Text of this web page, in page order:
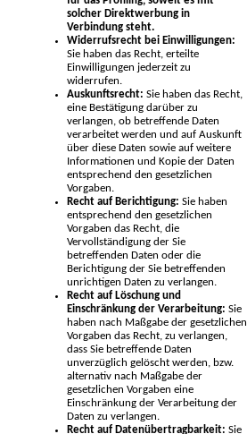
solcher Direktwerbung in
Verbindung steht.
Widerrufsrecht bei Einwilligungen:
Sie haben das Recht, erteilte
Einwilligungen jederzeit zu
widerrufen.
Auskunftsrecht: Sie haben das Recht,
eine Bestätigung darüber zu
verlangen, ob betreffende Daten
verarbeitet werden und auf Auskunft
über diese Daten sowie auf weitere
Informationen und Kopie der Daten
entsprechend den gesetzlichen
Vorgaben.
Recht auf Berichtigung: Sie haben
entsprechend den gesetzlichen
Vorgaben das Recht, die
Vervollständigung der Sie
betreffenden Daten oder die
Berichtigung der Sie betreffenden
unrichtigen Daten zu verlangen.
Recht auf Löschung und
Einschränkung der Verarbeitung: Sie
haben nach Maßgabe der gesetzlichen
Vorgaben das Recht, zu verlangen,
dass Sie betreffende Daten
unverzüglich gelöscht werden, bzw.
alternativ nach Maßgabe der
gesetzlichen Vorgaben eine
Einschränkung der Verarbeitung der
Daten zu verlangen.
Recht auf Datenübertragbarkeit: Sie